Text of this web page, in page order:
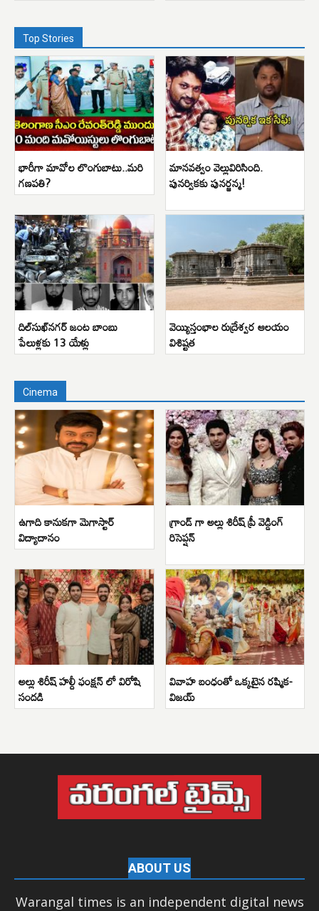
Top Stories
భారీగా మావోల లొంగుబాటు..మరి
గణపతి?
మానవత్వం వెల్లువిరిసింది.
పునర్వికకు పునర్జన్మ!
దిల్‌సుఖ్‌నగర్ జంట బాంబు
పేలుళ్లకు 13 యేళ్లు
వెయ్యిస్తంభాల రుద్రేశ్వర ఆలయం
విశిష్టత
Cinema
ఉగాది కానుకగా మెగాస్టార్
విద్యాదానం
గ్రాండ్ గా అల్లు శిరీష్ ప్రీ వెడ్డింగ్
రిసెప్షన్
అల్లు శిరీష్ హల్దీ ఫంక్షన్ లో విరోషి
సందడి
వివాహ బంధంతో ఒక్కటైన రష్మిక-
విజయ్
ABOUT US
Warangal times is an independent digital news